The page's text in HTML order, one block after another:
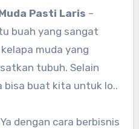
Pasti Laris –
buah yang sangat
muda yang
tubuh. Selain
bisa buat kita untuk lo..
Ya dengan cara berbisnis